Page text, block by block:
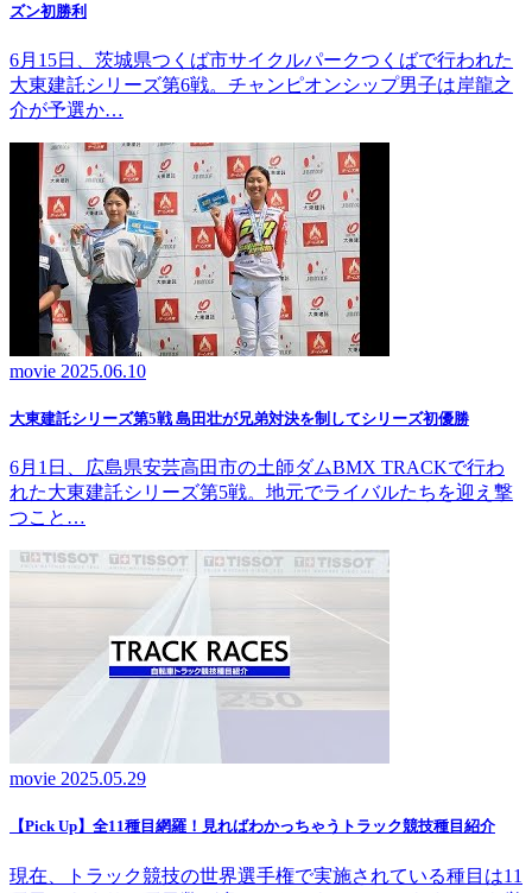
ズン初勝利
6月15日、茨城県つくば市サイクルパークつくばで行われた
大東建託シリーズ第6戦。チャンピオンシップ男子は岸龍之
介が予選か…
movie 2025.06.10
大東建託シリーズ第5戦 島田壮が兄弟対決を制してシリーズ初優勝
6月1日、広島県安芸高田市の土師ダムBMX TRACKで行わ
れた大東建託シリーズ第5戦。地元でライバルたちを迎え撃
つこと…
movie 2025.05.29
【Pick Up】全11種目網羅！見ればわかっちゃうトラック競技種目紹介
現在、トラック競技の世界選手権で実施されている種目は11